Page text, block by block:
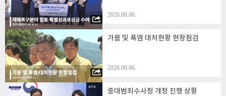
2026.08.06.
가뭄 및 폭염 대처현황 현장점검
2026.08.06.
중대범죄수사청 개청 진행 상황